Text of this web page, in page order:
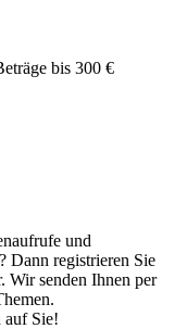
bis 300 €
und
Dann registrieren Sie
Wir senden Ihnen per
auf Sie!